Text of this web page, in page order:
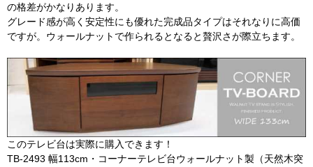
の格差がかなりあります。
グレード感が高く安定性にも優れた完成品タイプはそれなりに高価
ですが。ウォールナットで作られるとなると贅沢さが際立ちます。
このテレビ台は実際に購入できます！
TB-2493 幅113cm・コーナーテレビ台ウォールナット製（天然木突